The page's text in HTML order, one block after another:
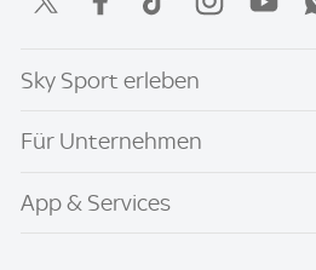
Sky Sport erleben
Für Unternehmen
App & Services